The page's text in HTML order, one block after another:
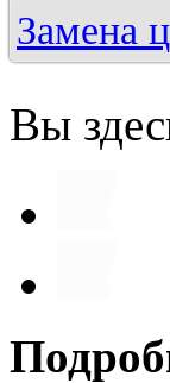
Замена
Вы